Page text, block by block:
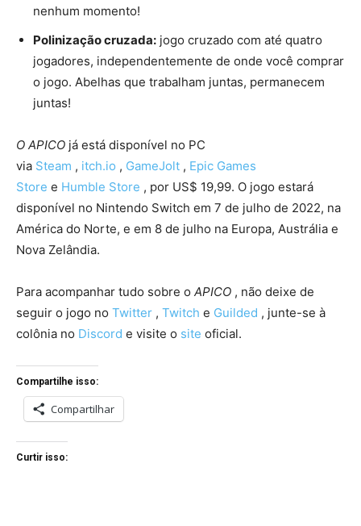
nenhum momento!
Polinização cruzada: jogo cruzado com até quatro
jogadores, independentemente de onde você comprar
o jogo. Abelhas que trabalham juntas, permanecem
juntas!
O APICO já está disponível no PC
via Steam , itch.io , GameJolt , Epic Games
Store e Humble Store , por US$ 19,99. O jogo estará
disponível no Nintendo Switch em 7 de julho de 2022, na
América do Norte, e em 8 de julho na Europa, Austrália e
Nova Zelândia.
Para acompanhar tudo sobre o APICO , não deixe de
seguir o jogo no Twitter , Twitch e Guilded , junte-se à
colônia no Discord e visite o site oficial.
Compartilhe isso:
Compartilhar
Curtir isso: